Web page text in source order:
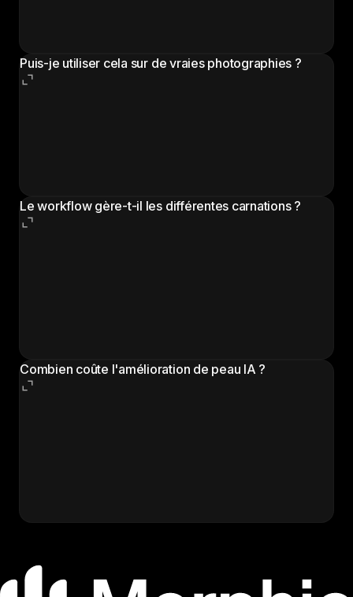
Puis-je utiliser cela sur de vraies photographies ?
Le workflow gère-t-il les différentes carnations ?
Combien coûte l'amélioration de peau IA ?